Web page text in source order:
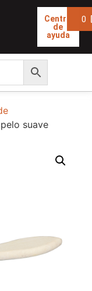
Centro
de
ayuda
0
suave